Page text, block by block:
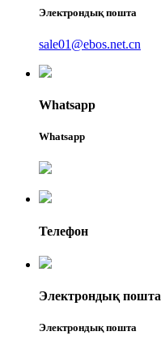
Электрондық пошта
sale01@ebos.net.cn
Whatsapp
Whatsapp
Телефон
Электрондық пошта
Электрондық пошта